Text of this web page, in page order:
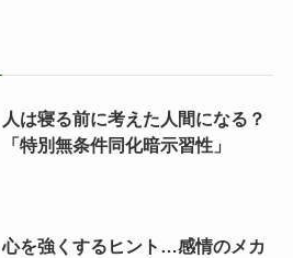
人は寝る前に考えた人間になる？
「特別無条件同化暗示習性」
心を強くするヒント…感情のメカ